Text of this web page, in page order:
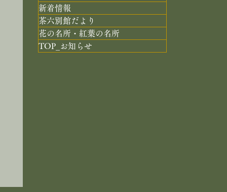
新着情報
茶六別館だより
花の名所・紅葉の名所
TOP_お知らせ